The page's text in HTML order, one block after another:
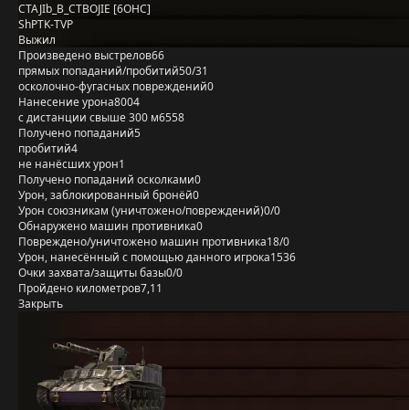
CTAJIb_B_CTBOJIE [6OHC]
ShPTK-TVP
Выжил
Произведено выстрелов66
прямых попаданий/пробитий50/31
осколочно-фугасных повреждений0
Нанесение урона8004
с дистанции свыше 300 м6558
Получено попаданий5
пробитий4
не нанёсших урон1
Получено попаданий осколками0
Урон, заблокированный бронёй0
Урон союзникам (уничтожено/повреждений)0/0
Обнаружено машин противника0
Повреждено/уничтожено машин противника18/0
Урон, нанесённый с помощью данного игрока1536
Очки захвата/защиты базы0/0
Пройдено километров7,11
Закрыть